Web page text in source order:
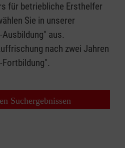
für betriebliche Ersthelfer
Sie in unserer
aus.
nach zwei Jahren
Suchergebnissen